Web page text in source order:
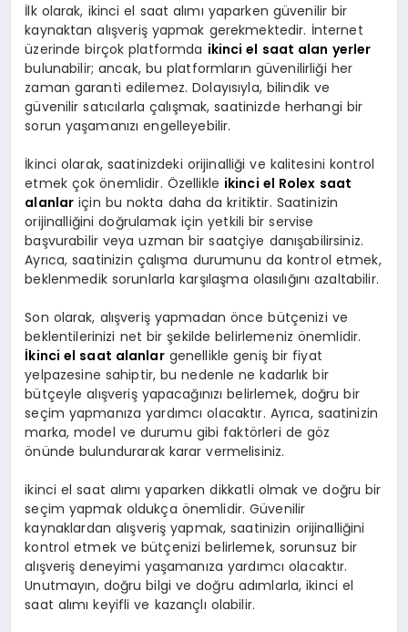
İlk olarak, ikinci el saat alımı yaparken güvenilir bir
kaynaktan alışveriş yapmak gerekmektedir. İnternet
üzerinde birçok platformda ikinci el saat alan yerler
bulunabilir; ancak, bu platformların güvenilirliği her
zaman garanti edilemez. Dolayısıyla, bilindik ve
güvenilir satıcılarla çalışmak, saatinizde herhangi bir
sorun yaşamanızı engelleyebilir.
İkinci olarak, saatinizdeki orijinalliği ve kalitesini kontrol
etmek çok önemlidir. Özellikle ikinci el Rolex saat
alanlar için bu nokta daha da kritiktir. Saatinizin
orijinalliğini doğrulamak için yetkili bir servise
başvurabilir veya uzman bir saatçiye danışabilirsiniz.
Ayrıca, saatinizin çalışma durumunu da kontrol etmek,
beklenmedik sorunlarla karşılaşma olasılığını azaltabilir.
Son olarak, alışveriş yapmadan önce bütçenizi ve
beklentilerinizi net bir şekilde belirlemeniz önemlidir.
İkinci el saat alanlargenellikle geniş bir fiyat
yelpazesine sahiptir, bu nedenle ne kadarlık bir
bütçeyle alışveriş yapacağınızı belirlemek, doğru bir
seçim yapmanıza yardımcı olacaktır. Ayrıca, saatinizin
marka, model ve durumu gibi faktörleri de göz
önünde bulundurarak karar vermelisiniz.
ikinci el saat alımı yaparken dikkatli olmak ve doğru bir
seçim yapmak oldukça önemlidir. Güvenilir
kaynaklardan alışveriş yapmak, saatinizin orijinalliğini
kontrol etmek ve bütçenizi belirlemek, sorunsuz bir
alışveriş deneyimi yaşamanıza yardımcı olacaktır.
Unutmayın, doğru bilgi ve doğru adımlarla, ikinci el
saat alımı keyifli ve kazançlı olabilir.